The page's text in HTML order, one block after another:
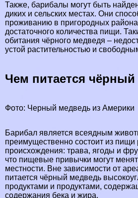
Также, барибалы могут быть
диких и сельских местах. Они
проживанию в пригородных
достаточного количества пищи.
обитания чёрного медведя –
устой растительностью и
Чем питается
Фото: Черный медведь из Америки
Барибал является всеядным
преимущественно состоит из пищи
происхождения: трава, ягоды и
что пищевые привычки могут
местности. Вне зависимости от
питается чёрный медведь
продуктами и продуктами,
содержания бека и жира.